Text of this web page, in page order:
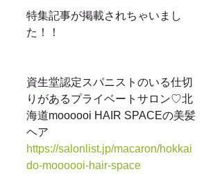
特集記事が掲載されちゃいまし
た！！
資生堂認定スパニストのいる仕切
りがあるプライベートサロン♡北
海道moooooi HAIR SPACEの美髪
ヘア
https://salonlist.jp/macaron/hokkai
do-moooooi-hair-space